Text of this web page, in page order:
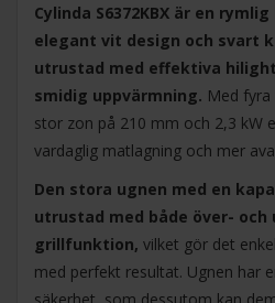
Cylinda S6372KBX är en
elegant vit design och svart
utrustad med effektiva
smidig uppvärmning. Med
stor zon på 210 mm och 2,3 kW
vardaglig matlagning och mer
Den stora ugnen med en
utrustad med både över- och
grillfunktion, vilket gör det
med perfekt resultat. Ugnen har